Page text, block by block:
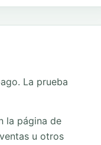
La prueba
la página de
u otros